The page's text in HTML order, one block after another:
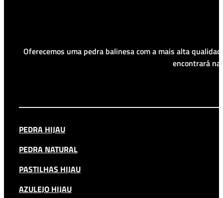
Oferecemos uma pedra balinesa com a mais alta
encontrará
PEDRA HIJAU
PEDRA NATURAL
PASTILHAS HIJAU
AZULEJO HIJAU